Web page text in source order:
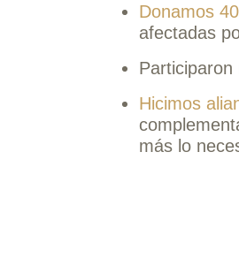
Donamos
afectadas
Participaron
Hicimos
más lo